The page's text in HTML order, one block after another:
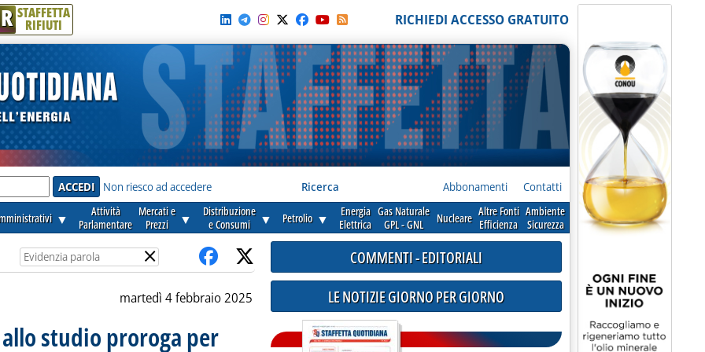
R STAFFETTA
RIFIUTI RICHIEDI ACCESSO GRATUITO
Non riesco ad accedere Ricerca Abbonamenti Contatti
▼
Attività
Parlamentare
Mercati e
Prezzi
▼
Distribuzione
e Consumi
▼ Petrolio ▼
Energia
Elettrica
Gas Naturale
GPL - GNL
Nucleare Altre Fonti
Efficienza
Ambiente
Sicurezza
×
martedì 4 febbraio 2025
studio proroga per
COMMENTI - EDITORIALI
LE NOTIZIE GIORNO PER GIORNO